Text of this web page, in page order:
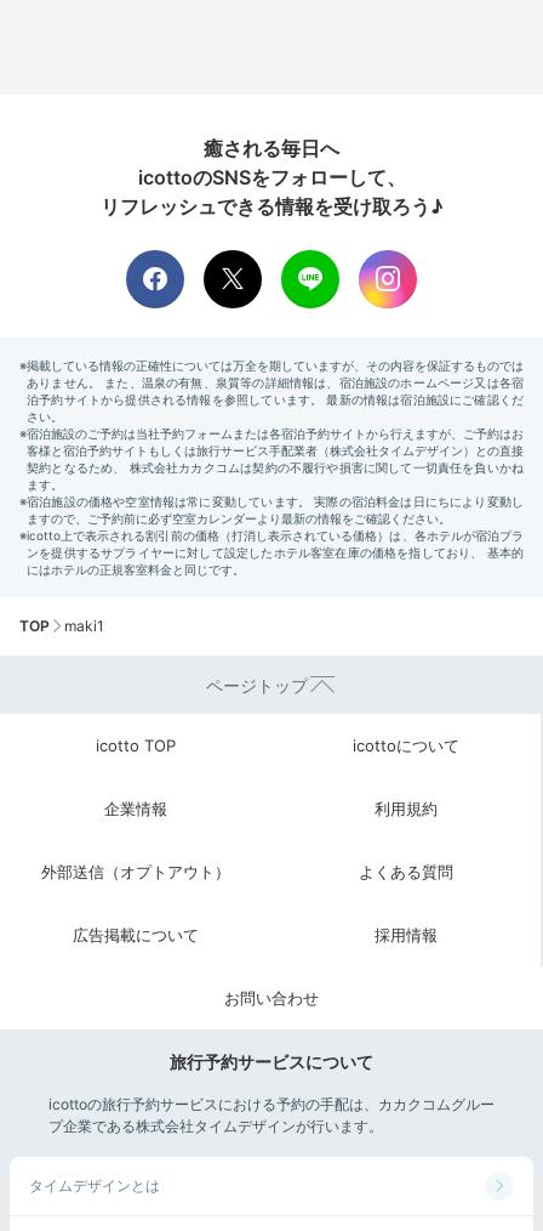
癒される毎日へ
icottoのSNSをフォローして、
リフレッシュできる情報を受け取ろう♪
TOP maki1
ページトップ
icotto TOP icottoについて
企業情報 利用規約
外部送信（オプトアウト） よくある質問
広告掲載について 採用情報
お問い合わせ
旅行予約サービスについて
icottoの旅行予約サービスにおける予約の手配は、カカクコムグルー
プ企業である株式会社タイムデザインが行います。
タイムデザインとは